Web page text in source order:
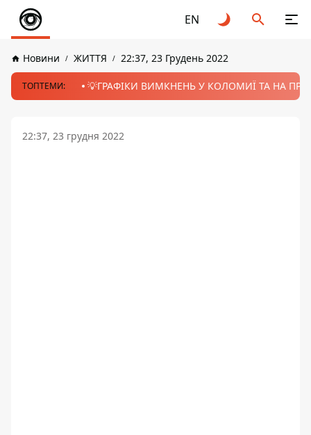
EN
Новини ЖИТТЯ 22:37, 23 Грудень 2022
ТОПТЕМИ: 💡ГРАФІКИ ВИМКНЕНЬ У КОЛОМИЇ ТА НА
22:37, 23 грудня 2022